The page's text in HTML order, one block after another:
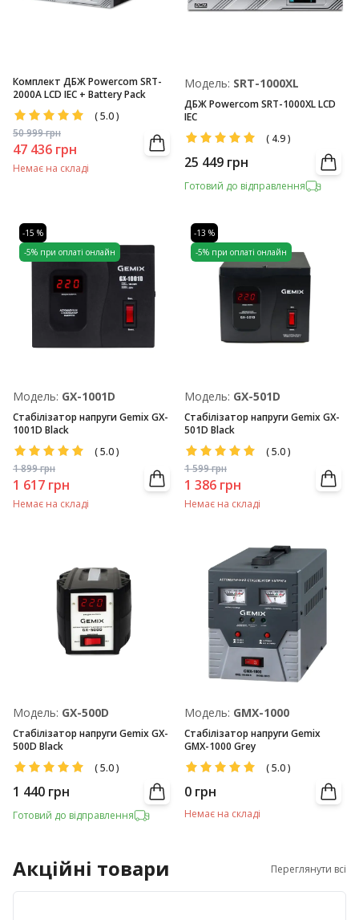
Комплект ДБЖ Powercom SRT-
2000A LCD IEC + Battery Pack
(5.0)
50 999грн
47 436 грн
Немає на складі
Модель: SRT-1000XL
ДБЖ Powercom SRT-1000XL LCD
IEC
( 4.9)
25 449 грн
Готовий до відправлення
-15 %
-5% при оплаті онлайн
Модель: GX-1001D
Стабілізатор напруги Gemix GX-
1001D Black
(5.0)
1 899грн
1 617 грн
Немає на складі
-13 %
-5% при оплаті онлайн
Модель: GX-501D
Стабілізатор напруги Gemix GX-
501D Black
(5.0)
1 599грн
1 386 грн
Немає на складі
Модель: GX-500D
Стабілізатор напруги Gemix GX-
500D Black
(5.0)
1 440 грн
Готовий до відправлення
Модель: GMX-1000
Стабілізатор напруги Gemix
GMX-1000 Grey
(5.0)
0 грн
Немає на складі
Акційні товари Переглянути всі